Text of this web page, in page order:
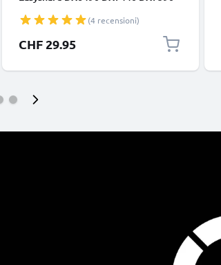
ricambio da 1400mAh, marca
CELLONIC
(4 recensioni)
CHF 29.95